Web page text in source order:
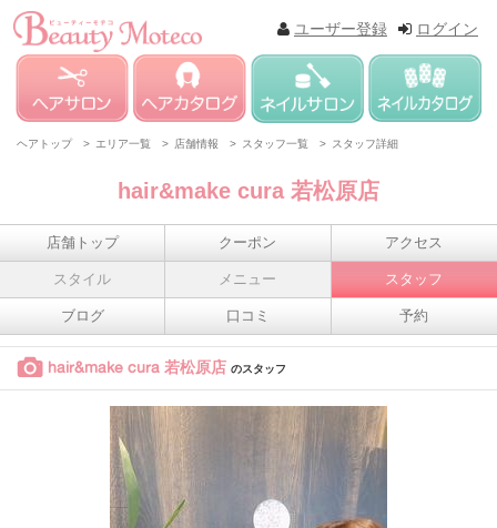
ログイン
ユーザー登録
ヘアトップ > エリア一覧 > 店舗情報 > スタッフ一覧 > スタッフ詳細
hair&make cura 若松原店
店舗トップ クーポン アクセス
スタイル メニュー スタッフ
ブログ 口コミ 予約
hair&make cura 若松原店 のスタッフ